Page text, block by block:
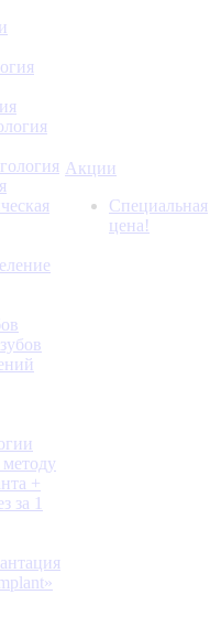
+
за 1
Акции
Специальная
цена!